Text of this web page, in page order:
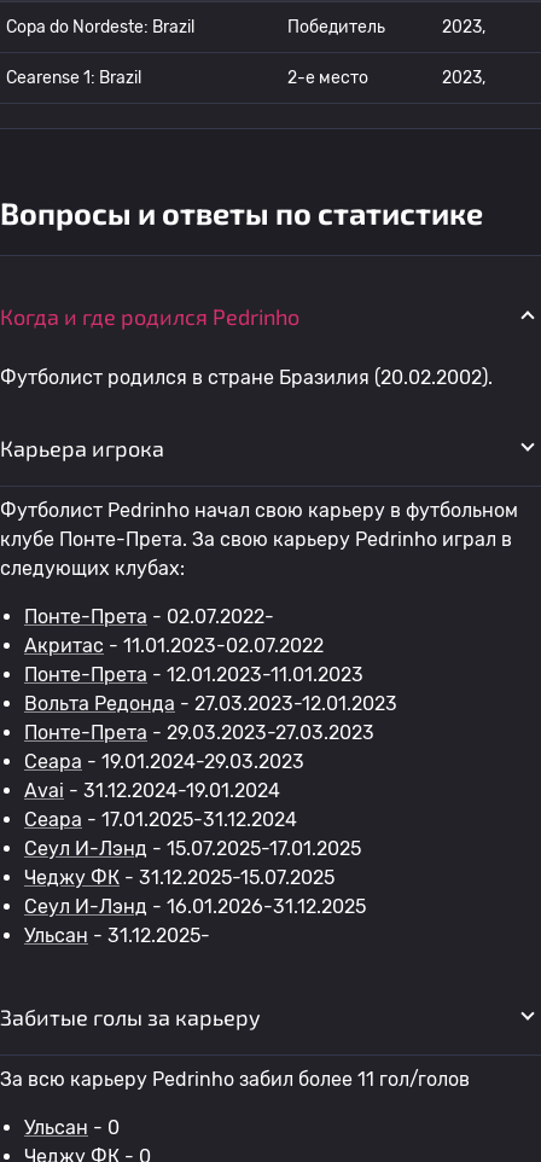
Copa do Nordeste: Brazil Победитель 2023,
Cearense 1: Brazil 2-е место 2023,
Вопросы и ответы по статистике
Когда и где родился Pedrinho
Футболист родился в стране Бразилия (20.02.2002).
Карьера игрока
Футболист Pedrinho начал свою карьеру в футбольном
клубе Понте-Прета. За свою карьеру Pedrinho играл в
следующих клубах:
Понте-Прета - 02.07.2022-
Акритас - 11.01.2023-02.07.2022
Понте-Прета - 12.01.2023-11.01.2023
Вольта Редонда - 27.03.2023-12.01.2023
Понте-Прета - 29.03.2023-27.03.2023
Сеара - 19.01.2024-29.03.2023
Avai - 31.12.2024-19.01.2024
Сеара - 17.01.2025-31.12.2024
Сеул И-Лэнд - 15.07.2025-17.01.2025
Чеджу ФК - 31.12.2025-15.07.2025
Сеул И-Лэнд - 16.01.2026-31.12.2025
Ульсан - 31.12.2025-
Забитые голы за карьеру
За всю карьеру Pedrinho забил более 11 гол/голов
Ульсан - 0
Чеджу ФК - 0